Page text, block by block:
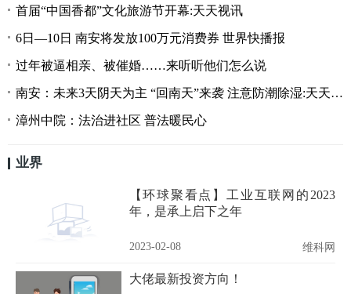
首届“中国香都”文化旅游节开幕:天天视讯
6日—10日 南安将发放100万元消费券 世界快播报
过年被逼相亲、被催婚……来听听他们怎么说
南安：未来3天阴天为主 “回南天”来袭 注意防潮除湿:天天速看
漳州中院：法治进社区 普法暖民心
业界
【环球聚看点】工业互联网的2023
年，是承上启下之年
2023-02-08 维科网
大佬最新投资方向！